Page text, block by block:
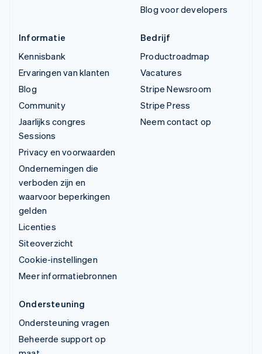
Blog voor developers
Informatie
Kennisbank
Ervaringen van klanten
Blog
Community
Jaarlijks congres
Sessions
Privacy en voorwaarden
Ondernemingen die
verboden zijn en
waarvoor beperkingen
gelden
Licenties
Siteoverzicht
Cookie-instellingen
Meer informatiebronnen
Bedrijf
Productroadmap
Vacatures
Stripe Newsroom
Stripe Press
Neem contact op
Ondersteuning
Ondersteuning vragen
Beheerde support op